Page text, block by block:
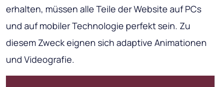
erhalten, müssen alle Teile der Website auf PCs
und auf mobiler Technologie perfekt sein. Zu
diesem Zweck eignen sich adaptive Animationen
und Videografie.